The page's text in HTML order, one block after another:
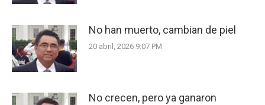
No han muerto, cambian de piel
20 abril, 2026 9:07 PM
No crecen, pero ya ganaron